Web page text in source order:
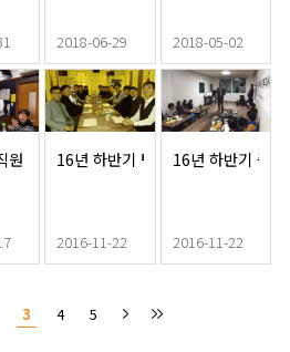
2018-06-29 2018-05-02
원 골프대회 시상식
16년 하반기 팀장 워크샵
2016-11-22
16년 하반기 중
2016-11-22
3 4 5